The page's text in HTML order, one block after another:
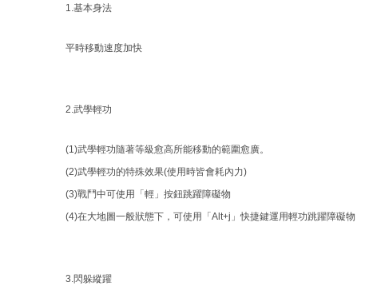
1.基本身法
平時移動速度加快
2.武學輕功
(1)武學輕功隨著等級愈高所能移動的範圍愈廣。
(2)武學輕功的特殊效果(使用時皆會耗內力)
(3)戰鬥中可使用「輕」按鈕跳躍障礙物
(4)在大地圖一般狀態下，可使用「Alt+j」快捷鍵運用輕功跳躍障礙物
3.閃躲縱躍